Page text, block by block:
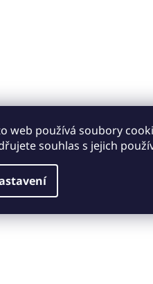
web používá soubory
souhlas s jejich
rizika